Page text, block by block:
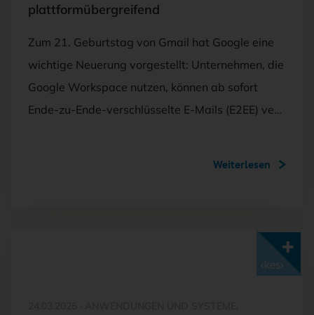
plattformübergreifend
Zum 21. Geburtstag von Gmail hat Google eine
wichtige Neuerung vorgestellt: Unternehmen, die
Google Workspace nutzen, können ab sofort
Ende-zu-Ende-verschlüsselte E-Mails (E2EE) ve…
Weiterlesen